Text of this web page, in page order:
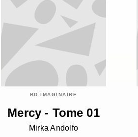
BD IMAGINAIRE
Mercy - Tome 01
Mirka Andolfo